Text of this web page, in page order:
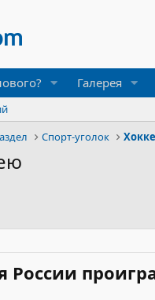
Галерея
Спорт-уголок
России